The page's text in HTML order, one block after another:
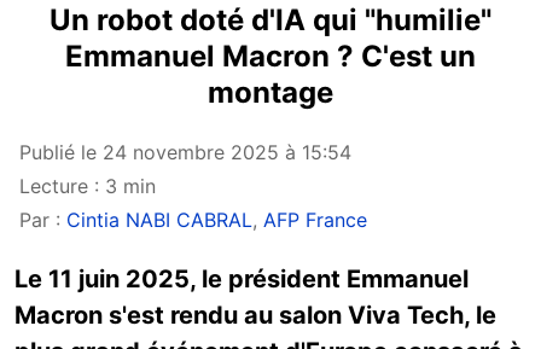
Un robot doté d'IA qui "humilie"
Emmanuel Macron ? C'est un
montage
Publié le 24 novembre 2025 à 15:54
Lecture : 3 min
Par : Cintia NABI CABRAL, AFP France
Le 11 juin 2025, le président Emmanuel
Macron s'est rendu au salon Viva Tech, le